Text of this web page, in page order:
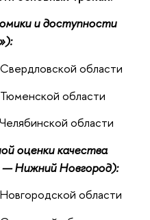
и доступности
области
области
области
оценки качества
Нижний Новгород):
области